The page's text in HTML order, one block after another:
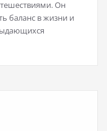
Он
баланс в жизни и